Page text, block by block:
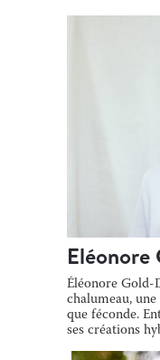
Eléonore
Éléonore Gold-
chalumeau,
que féconde.
ses créations